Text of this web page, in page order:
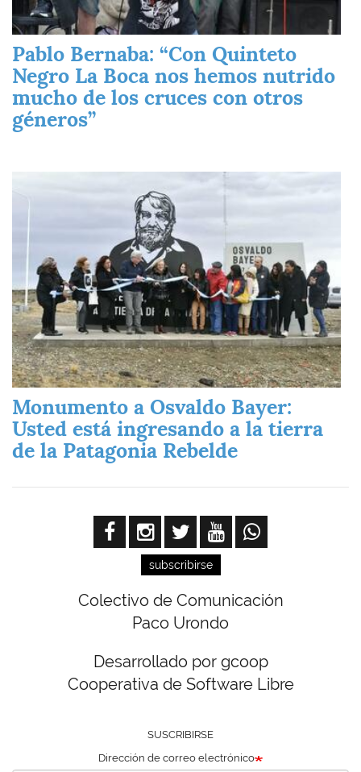
Pablo Bernaba: “Con Quinteto
Negro La Boca nos hemos nutrido
mucho de los cruces con otros
géneros”
Monumento a Osvaldo Bayer:
Usted está ingresando a la tierra
de la Patagonia Rebelde
subscribirse
Colectivo de Comunicación
Paco Urondo
Desarrollado por gcoop
Cooperativa de Software Libre
SUSCRIBIRSE
Dirección de correo electrónico